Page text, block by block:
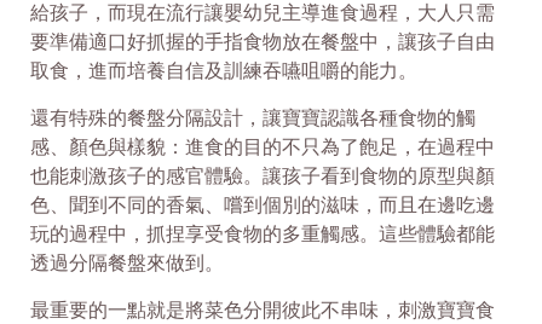
給孩子，而現在流行讓嬰幼兒主導進食過程，大人只需
要準備適口好抓握的手指食物放在餐盤中，讓孩子自由
取食，進而培養自信及訓練吞嚥咀嚼的能力。
還有特殊的餐盤分隔設計，讓寶寶認識各種食物的觸
感、顏色與樣貌：進食的目的不只為了飽足，在過程中
也能刺激孩子的感官體驗。讓孩子看到食物的原型與顏
色、聞到不同的香氣、嚐到個別的滋味，而且在邊吃邊
玩的過程中，抓捏享受食物的多重觸感。這些體驗都能
透過分隔餐盤來做到。
最重要的一點就是將菜色分開彼此不串味，刺激寶寶食